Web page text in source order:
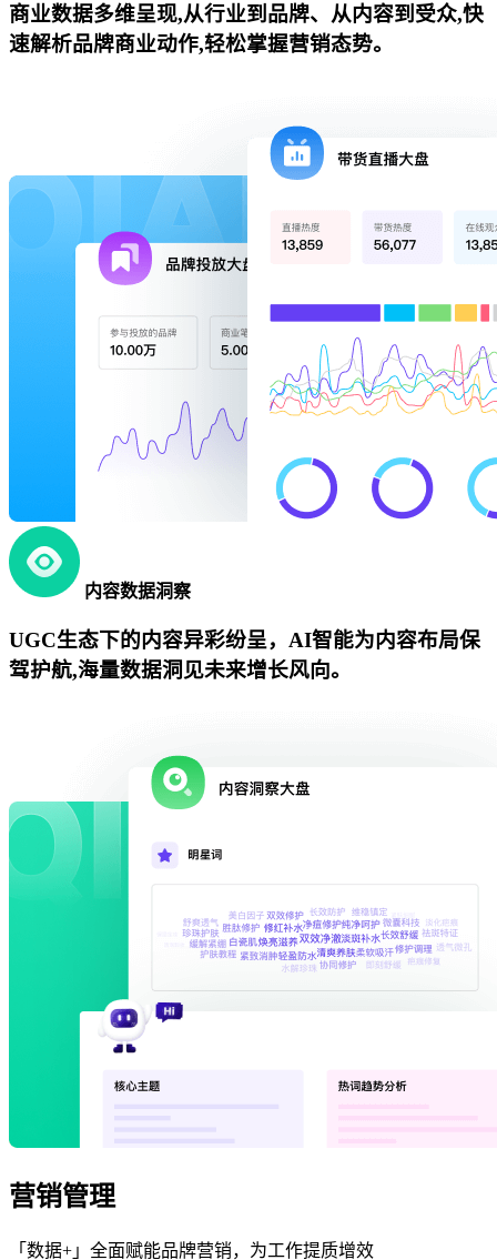
商业数据多维呈现,从行业到品牌、从内容到受众,快
速解析品牌商业动作,轻松掌握营销态势。
内容数据洞察
UGC生态下的内容异彩纷呈，AI智能为内容布局保
驾护航,海量数据洞见未来增长风向。
营销管理
「数据+」全面赋能品牌营销，为工作提质增效